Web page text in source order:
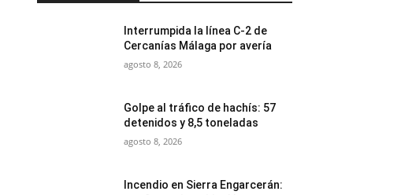
Interrumpida la línea C-2 de
Cercanías Málaga por avería
agosto 8, 2026
Golpe al tráfico de hachís: 57
detenidos y 8,5 toneladas
agosto 8, 2026
Incendio en Sierra Engarcerán: